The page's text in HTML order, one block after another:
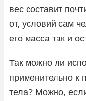
вес составит
от, условий сам
его масса так и
Так можно ли
применительно к
тела? Можно,